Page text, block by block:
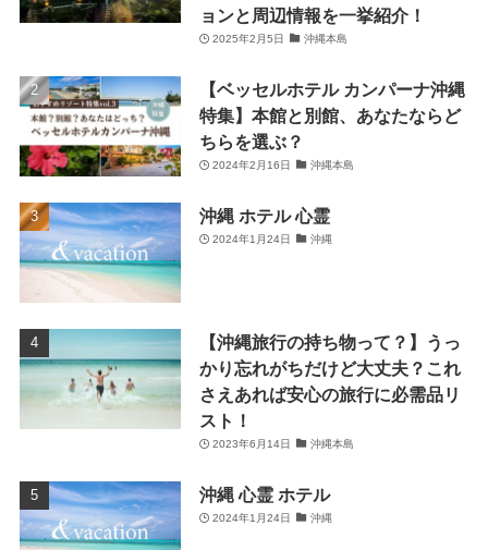
ョンと周辺情報を一挙紹介！
2025年2月5日 沖縄本島
【ベッセルホテル カンパーナ沖縄
特集】本館と別館、あなたならど
ちらを選ぶ？
2024年2月16日 沖縄本島
沖縄 ホテル 心霊
2024年1月24日 沖縄
【沖縄旅行の持ち物って？】うっ
かり忘れがちだけど大丈夫？これ
さえあれば安心の旅行に必需品リ
スト！
2023年6月14日 沖縄本島
沖縄 心霊 ホテル
2024年1月24日 沖縄